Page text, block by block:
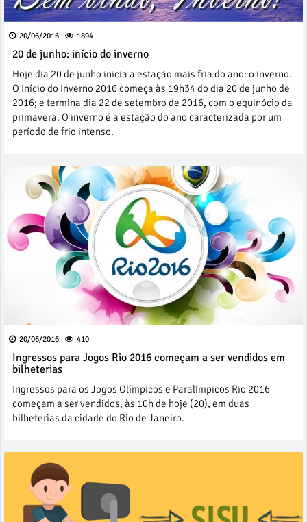
20/06/2016 1894
20 de junho: início do inverno
Hoje dia 20 de junho inicia a estação mais fria do ano: o inverno.
O Início do Inverno 2016 começa às 19h34 do dia 20 de junho de
2016; e termina dia 22 de setembro de 2016, com o equinócio da
primavera. O inverno é a estação do ano caracterizada por um
período de frio intenso.
20/06/2016 410
Ingressos para Jogos Rio 2016 começam a ser vendidos em
bilheterias
Ingressos para os Jogos Olímpicos e Paralímpicos Rio 2016
começam a ser vendidos, às 10h de hoje (20), em duas
bilheterias da cidade do Rio de Janeiro.